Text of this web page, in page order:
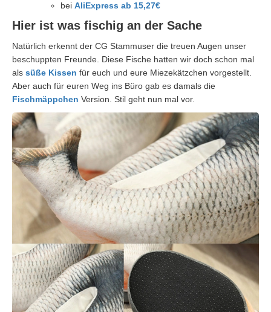
bei AliExpress ab 15,27€
Hier ist was fischig an der Sache
Natürlich erkennt der CG Stammuser die treuen Augen unser
beschuppten Freunde. Diese Fische hatten wir doch schon mal
als süße Kissen für euch und eure Miezekätzchen vorgestellt.
Aber auch für euren Weg ins Büro gab es damals die
Fischmäppchen Version. Stil geht nun mal vor.